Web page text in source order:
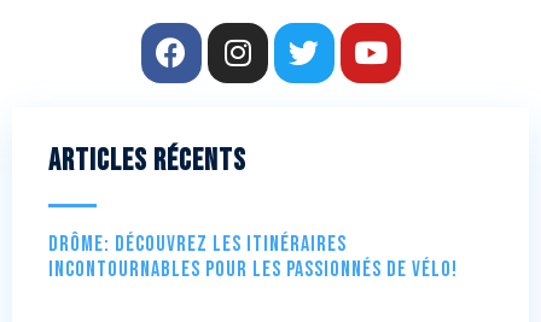
Articles récents
Drôme: Découvrez les itinéraires
incontournables pour les passionnés de vélo!